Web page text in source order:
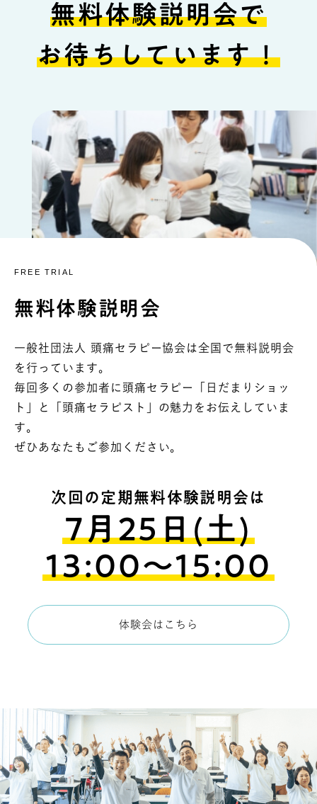
無料体験説明会で
お待ちしています！
FREE TRIAL
無料体験説明会
一般社団法人 頭痛セラピー協会は全国で無料説明会
を行っています。
毎回多くの参加者に頭痛セラピー「日だまりショッ
ト」と「頭痛セラピスト」の魅力をお伝えしていま
す。
ぜひあなたもご参加ください。
次回の定期無料体験説明会は
7月25日(土)
13:00〜15:00
体験会はこちら